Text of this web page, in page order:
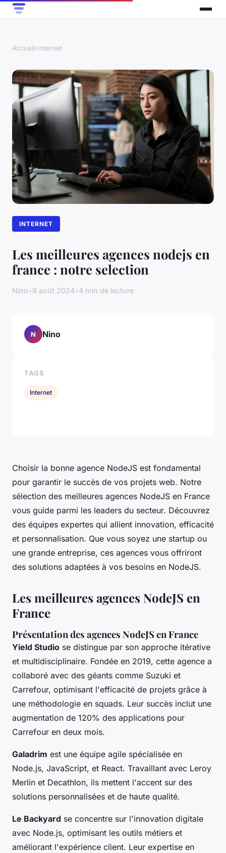
Accueil›Internet
INTERNET
Les meilleures agences nodejs en
france : notre selection
Nino•9 août 2024•4 min de lecture
Choisir la bonne agence NodeJS est fondamental
pour garantir le succès de vos projets web. Notre
sélection des meilleures agences NodeJS en France
vous guide parmi les leaders du secteur. Découvrez
des équipes expertes qui allient innovation, efficacité
et personnalisation. Que vous soyez une startup ou
une grande entreprise, ces agences vous offriront
des solutions adaptées à vos besoins en NodeJS.
Les meilleures agences NodeJS en
France
Présentation des agences NodeJS en France
Yield Studio se distingue par son approche itérative
et multidisciplinaire. Fondée en 2019, cette agence a
collaboré avec des géants comme Suzuki et
Carrefour, optimisant l'efficacité de projets grâce à
une méthodologie en squads. Leur succès inclut une
augmentation de 120% des applications pour
Carrefour en deux mois.
Galadrim est une équipe agile spécialisée en
Node.js, JavaScript, et React. Travaillant avec Leroy
Merlin et Decathlon, ils mettent l'accent sur des
solutions personnalisées et de haute qualité.
Le Backyard se concentre sur l'innovation digitale
avec Node.js, optimisant les outils métiers et
améliorant l'expérience client. Leur expertise en
N Nino
TAGS
Internet